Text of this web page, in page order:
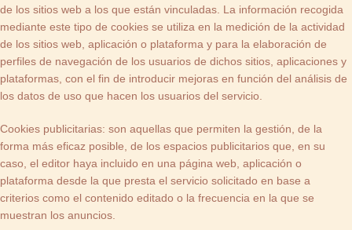
de los sitios web a los que están vinculadas. La información recogida
mediante este tipo de cookies se utiliza en la medición de la actividad
de los sitios web, aplicación o plataforma y para la elaboración de
perfiles de navegación de los usuarios de dichos sitios, aplicaciones y
plataformas, con el fin de introducir mejoras en función del análisis de
los datos de uso que hacen los usuarios del servicio.
Cookies publicitarias: son aquellas que permiten la gestión, de la
forma más eficaz posible, de los espacios publicitarios que, en su
caso, el editor haya incluido en una página web, aplicación o
plataforma desde la que presta el servicio solicitado en base a
criterios como el contenido editado o la frecuencia en la que se
muestran los anuncios.